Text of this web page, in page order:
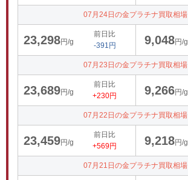
07月24日の金プラチナ買取相場
23,298円/g
前日比
-391円
9,048円/g
07月23日の金プラチナ買取相場
23,689円/g
前日比
+230円
9,266円/g
07月22日の金プラチナ買取相場
23,459円/g
前日比
+569円
9,218円/g
07月21日の金プラチナ買取相場